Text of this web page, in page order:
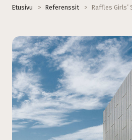
Etusivu > Referenssit > Raffles Girls’